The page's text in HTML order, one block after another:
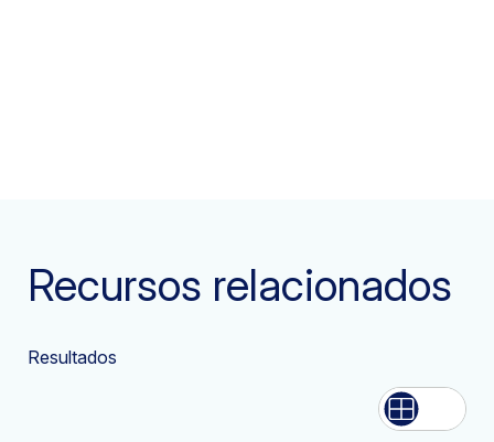
Recursos relacionados
Resultados
Lista Rede